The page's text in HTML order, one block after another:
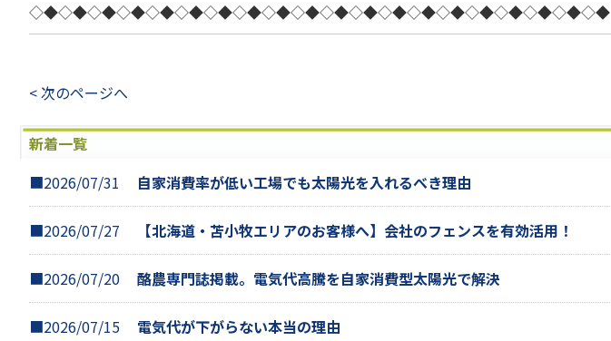
◇◆◇◆◇◆◇◆◇◆◇◆◇◆◇◆◇◆◇◆◇◆◇◆◇◆◇◆◇◆◇◆◇◆◇◆◇◆◇◆
< 次のページへ
新着一覧
■2026/07/31
自家消費率が低い工場でも太陽光を入れるべき理由
■2026/07/27 【北海道・苫小牧エリアのお客様へ】会社のフェンスを有効活用！
■2026/07/20 酪農専門誌掲載。電気代高騰を自家消費型太陽光で解決
■2026/07/15 電気代が下がらない本当の理由